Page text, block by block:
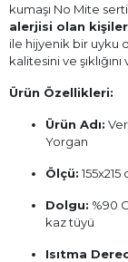
kumaşı No Mite
alerjisi olan
ile hijyenik bir uyku
kalitesini ve şıklığını
Ürün Özellikleri:
Ürün Adı:
Yorgan
Ölçü: 155x215
Dolgu: %90
kaz tüyü
Isıtma